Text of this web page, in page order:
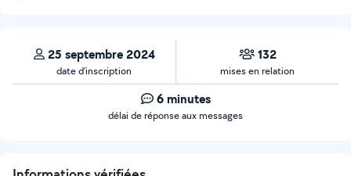
25 septembre 2024
date d’inscription
132
mises en relation
6 minutes
délai de réponse aux messages